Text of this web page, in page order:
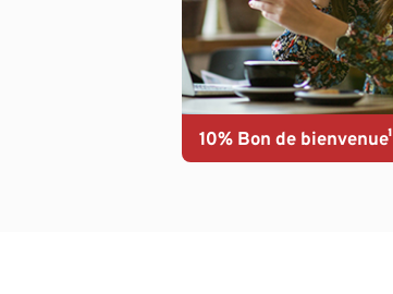
10% Bon de bienvenue¹